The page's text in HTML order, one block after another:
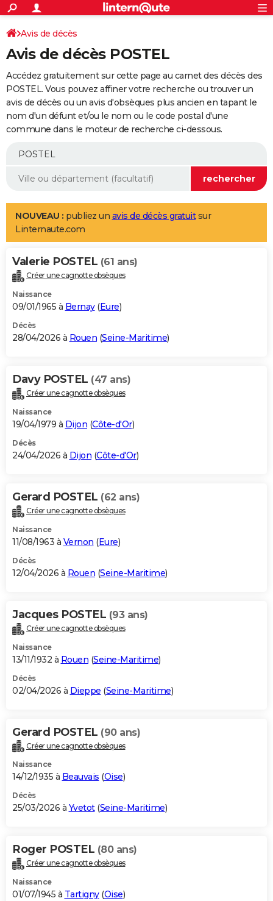
ACTUALITÉS
Politique
Société
Faits Divers
Education
Monde
Villes
+
SPORT
Coupe du monde 2026
Football
Tennis
Cyclisme
Rugby
Forum
Programme TV
TNT
Streaming
Cinéma
Sorties cinéma
Musique
+
FINANCE
Retraite
Epargne
Immobilier
Risques naturels par ville
Banque
Assurance
AUTO
Essais
Réserver un essai
Citadines
Berlines
SUV
Forum auto
+
Mobiles
Meilleur smartphone
Internet
Ordinateurs
Jeux vidéo
Guide high-tech
Aménagement intérieur
LIFESTYLE
Art de vivre
Bien-être
Loisirs
Mode
Modes de vie
Alimentation
Guide de la santé
Maladies
Médicaments
Sommeil
VOYAGE
Destinations
City break
Voyage nature
Voyage de noces
Forum
Climat
+PHOTO
GUIDES D'ACHAT
BONS PLANS
Carte de Noël
Carte Bonne année
Carte Saint-Valentin
Carte Pâques
Carte d'anniversaire
DICTIONNAIRE
Dictionnaire
Biographies
Citations
Expressions
Proverbes
PROGRAMME TV
S'inscrire
Se connecter
Lycées
Collèges
Primaires
Universités
Entreprises
Service militaire
Avis de recherche
AVIS DE DÉCÈS
Bricolage
Lifestyle
Culture
Sport
Auto
Television
Voyage
Cinema
Avis de décès
Avis de décès POSTEL
Accédez gratuitement sur cette page au carnet des décès des
POSTEL. Vous pouvez affiner votre recherche ou trouver un
avis de décès ou un avis d'obsèques plus ancien en tapant le
nom d'un défunt et/ou le nom ou le code postal d'une
commune dans le moteur de recherche ci-dessous.
NOUVEAU : publiez un avis de décès gratuitsur
Linternaute.com
Valerie POSTEL (61 ans)
Créer une cagnotte obsèques
Naissance
09/01/1965 à Bernay(Eure)
Décès
28/04/2026 à Rouen (Seine-Maritime)
Davy POSTEL (47 ans)
Créer une cagnotte obsèques
Naissance
19/04/1979 à Dijon (Côte-d'Or)
Décès
24/04/2026 à Dijon (Côte-d'Or)
Gerard POSTEL (62 ans)
Créer une cagnotte obsèques
Naissance
11/08/1963 à Vernon (Eure)
Décès
12/04/2026 à Rouen (Seine-Maritime)
Jacques POSTEL (93 ans)
Créer une cagnotte obsèques
Naissance
13/11/1932 à Rouen (Seine-Maritime)
Décès
02/04/2026 à Dieppe (Seine-Maritime)
Gerard POSTEL (90 ans)
Créer une cagnotte obsèques
Naissance
14/12/1935 à Beauvais (Oise)
Décès
25/03/2026 à Yvetot(Seine-Maritime)
Roger POSTEL (80 ans)
Créer une cagnotte obsèques
Naissance
01/07/1945 à Tartigny(Oise)